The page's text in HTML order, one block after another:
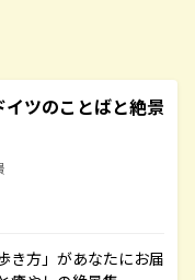
ツのことばと絶景
き方」があなたにお届